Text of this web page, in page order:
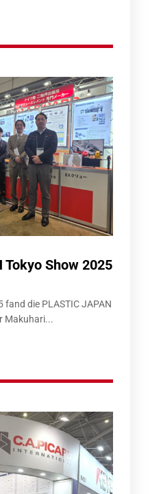
Tokyo Show 2025
die PLASTIC JAPAN
Makuhari...